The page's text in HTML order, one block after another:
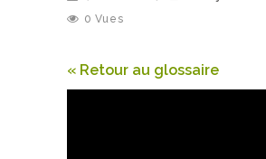
0 Vues
« Retour au glossaire